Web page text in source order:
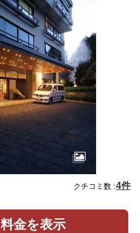
クチコミ数 :4件
料金を表示